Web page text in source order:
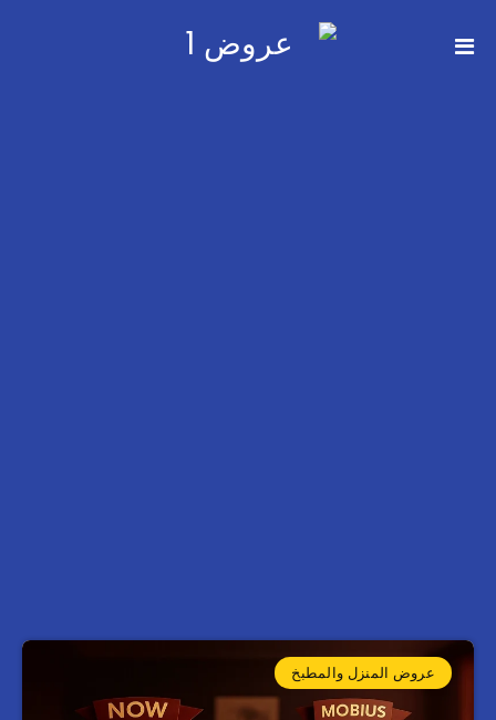
عروض المنزل والمطبخ